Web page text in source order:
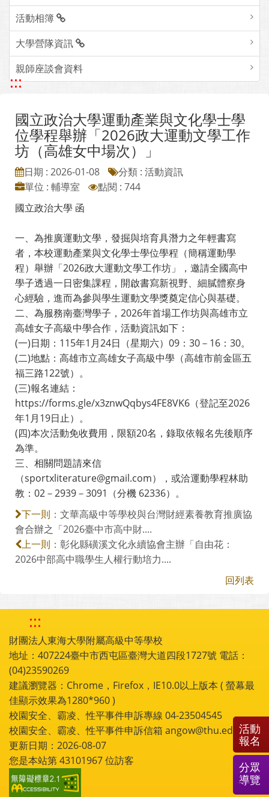
活動相簿
大學營隊資訊
親師座談會資料
:::
國立政治大學運動產業與文化學士學
位學程舉辦「2026政大運動文學工作
坊（高雄女中場次）」
日期 : 2026-01-08
分類 : 活動資訊
單位 : 輔導室
點閱 : 744
國立政治大學 函
一、為推廣運動文學，發掘與培育具潛力之年輕書寫
者，本校運動產業與文化學士學位學程（簡稱運動學
程）舉辦「2026政大運動文學工作坊」，邀請全國高中
學子透過一日密集課程，開啟書寫新視野、細膩體察身
心經驗，進而為參與學生運動文學獎奠定信心與基礎。
二、為服務南臺灣學子，2026年首場工作坊與高雄市立
高雄女子高級中學合作，活動資訊如下：
(一)日期：115年1月24日（星期六）09：30－16：30。
(二)地點：高雄市立高雄女子高級中學（高雄市前金區五
福三路122號）。
(三)報名連結：
https://forms.gle/x3znwQqbys4FE8VK6（登記至2026
年1月19日止）。
(四)本次活動免收費用，限額20名，錄取依報名先後順序
為準。
三、相關問題請來信
（sportxliterature@gmail.com），或洽運動學程林助
教：02－2939－3091（分機 62336）。
下一則： 文華高級中等學校與台灣財經素養教育推廣協
會合辦之「2026臺中市高中財....
上一則： 彰化縣磺溪文化永續協會主辦「自由花：
2026中部高中職學生人權行動培力....
回列表
:::
財團法人東海大學附屬高級中等學校
地址：407224臺中市西屯區臺灣大道四段1727號 電話：
(04)23590269
建議瀏覽器：Chrome，Firefox，IE10.0以上版本 ( 螢幕最
佳顯示效果為1280*960 )
校園安全、霸凌、性平事件申訴專線 04-23504545
校園安全、霸凌、性平事件申訴信箱 angow@thu.edu.tw
更新日期：2026-08-07
您是本站第43101967位訪客
活動
報名
分眾
導覽